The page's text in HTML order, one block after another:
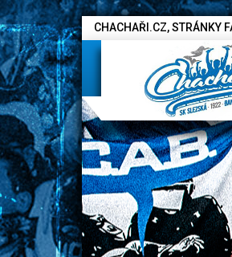
CHACHAŘI.CZ, STRÁNKY